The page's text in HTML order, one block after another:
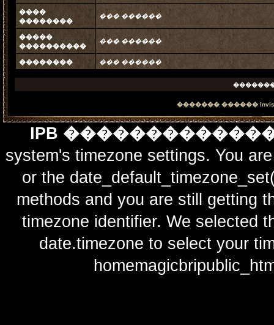
����
��������
��� ������
�����
����������
��� ������
�������� ��� ������
������� ������
IPB
system's timezone settings. You
or the
methods and you are still getting
timezone identifier. We selected
date.timezone to select